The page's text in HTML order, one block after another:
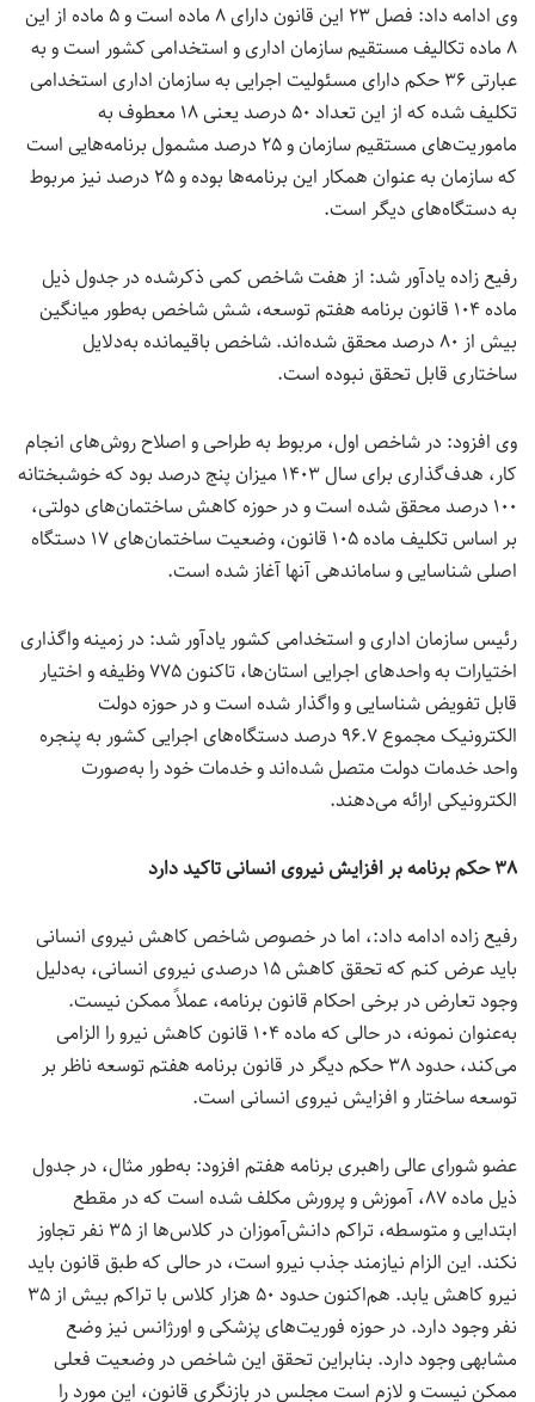
وی ادامه داد: فصل ۲۳ این قانون دارای ۸ ماده است و ۵ ماده از این
۸ ماده تکالیف مستقیم سازمان اداری و استخدامی کشور است و به
عبارتی ۳۶ حکم دارای مسئولیت اجرایی به سازمان اداری استخدامی
تکلیف شده که از این تعداد ۵۰ درصد یعنی ۱۸ معطوف به
ماموریت‌های مستقیم سازمان و ۲۵ درصد مشمول برنامه‌هایی است
که سازمان به عنوان همکار این برنامه‌ها بوده و ۲۵ درصد نیز مربوط
به دستگاه‌های دیگر است.
رفیع زاده یادآور شد: از هفت شاخص کمی ذکرشده در جدول ذیل
ماده ۱۰۴ قانون برنامه هفتم توسعه، شش شاخص به‌طور میانگین
بیش از ۸۰ درصد محقق شده‌اند. شاخص باقیمانده به‌دلایل
ساختاری قابل تحقق نبوده است.
وی افزود: در شاخص اول، مربوط به طراحی و اصلاح روش‌های انجام
کار، هدف‌گذاری برای سال ۱۴۰۳ میزان پنج درصد بود که خوشبختانه
۱۰۰ درصد محقق شده است و در حوزه کاهش ساختمان‌های دولتی،
بر اساس تکلیف ماده ۱۰۵ قانون، وضعیت ساختمان‌های ۱۷ دستگاه
اصلی شناسایی و ساماندهی آنها آغاز شده است.
رئیس سازمان اداری و استخدامی کشور یادآور شد: در زمینه واگذاری
اختیارات به واحدهای اجرایی استان‌ها، تاکنون ۷۷۵ وظیفه و اختیار
قابل تفویض شناسایی و واگذار شده است و در حوزه دولت
الکترونیک مجموع ۹۶.۷ درصد دستگاه‌های اجرایی کشور به پنجره
واحد خدمات دولت متصل شده‌اند و خدمات خود را به‌صورت
الکترونیکی ارائه می‌دهند.
۳۸ حکم برنامه بر افزایش نیروی انسانی تاکید دارد
رفیع زاده ادامه داد:، اما در خصوص شاخص کاهش نیروی انسانی
باید عرض کنم که تحقق کاهش ۱۵ درصدی نیروی انسانی، به‌دلیل
وجود تعارض در برخی احکام قانون برنامه، عملاً ممکن نیست.
به‌عنوان نمونه، در حالی که ماده ۱۰۴ قانون کاهش نیرو را الزامی
می‌کند، حدود ۳۸ حکم دیگر در قانون برنامه هفتم توسعه ناظر بر
توسعه ساختار و افزایش نیروی انسانی است.
عضو شورای عالی راهبری برنامه هفتم افزود: به‌طور مثال، در جدول
ذیل ماده ۸۷، آموزش و پرورش مکلف شده است که در مقطع
ابتدایی و متوسطه، تراکم دانش‌آموزان در کلاس‌ها از ۳۵ نفر تجاوز
نکند. این الزام نیازمند جذب نیرو است، در حالی که طبق قانون باید
نیرو کاهش یابد. هم‌اکنون حدود ۵۰ هزار کلاس با تراکم بیش از ۳۵
نفر وجود دارد. در حوزه فوریت‌های پزشکی و اورژانس نیز وضع
مشابهی وجود دارد. بنابراین تحقق این شاخص در وضعیت فعلی
ممکن نیست و لازم است مجلس در بازنگری قانون، این مورد را